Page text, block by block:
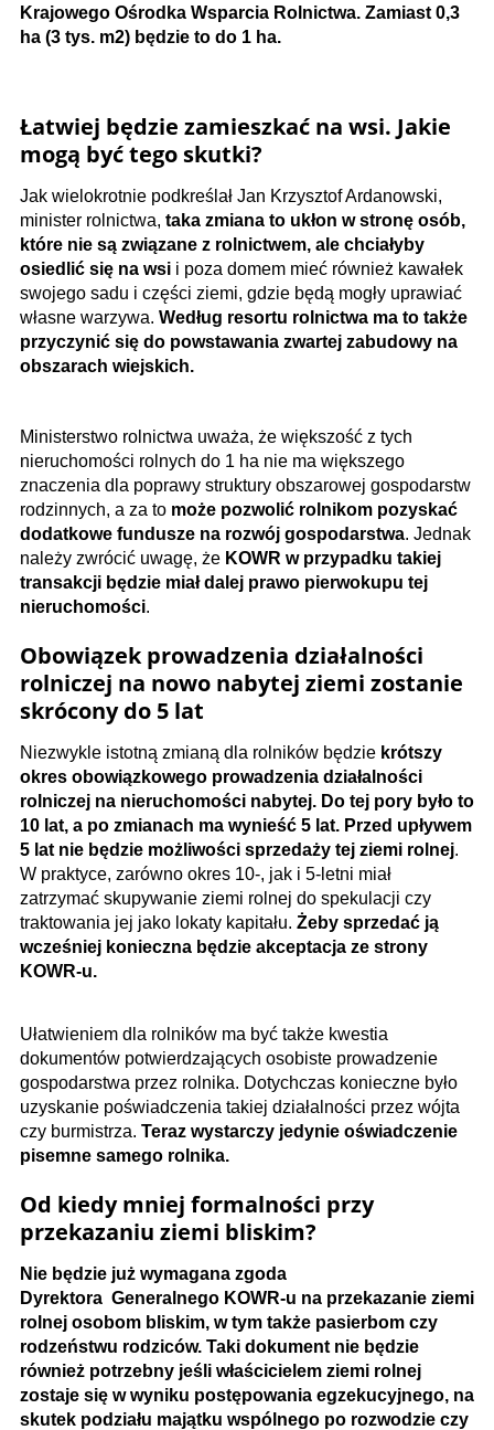
Krajowego Ośrodka Wsparcia Rolnictwa. Zamiast 0,3
ha (3 tys. m2) będzie to do 1 ha.
Łatwiej będzie zamieszkać na wsi. Jakie
mogą być tego skutki?
Jak wielokrotnie podkreślał Jan Krzysztof Ardanowski,
minister rolnictwa, taka zmiana to ukłon w stronę osób,
które nie są związane z rolnictwem, ale chciałyby
osiedlić się na wsi i poza domem mieć również kawałek
swojego sadu i części ziemi, gdzie będą mogły uprawiać
własne warzywa. Według resortu rolnictwa ma to także
przyczynić się do powstawania zwartej zabudowy na
obszarach wiejskich.
Ministerstwo rolnictwa uważa, że większość z tych
nieruchomości rolnych do 1 ha nie ma większego
znaczenia dla poprawy struktury obszarowej gospodarstw
rodzinnych, a za to może pozwolić rolnikom pozyskać
dodatkowe fundusze na rozwój gospodarstwa. Jednak
należy zwrócić uwagę, że KOWR w przypadku takiej
transakcji będzie miał dalej prawo pierwokupu tej
nieruchomości.
Obowiązek prowadzenia działalności
rolniczej na nowo nabytej ziemi zostanie
skrócony do 5 lat
Niezwykle istotną zmianą dla rolników będzie krótszy
okres obowiązkowego prowadzenia działalności
rolniczej na nieruchomości nabytej. Do tej pory było to
10 lat, a po zmianach ma wynieść 5 lat. Przed upływem
5 lat nie będzie możliwości sprzedaży tej ziemi rolnej.
W praktyce, zarówno okres 10-, jak i 5-letni miał
zatrzymać skupywanie ziemi rolnej do spekulacji czy
traktowania jej jako lokaty kapitału. Żeby sprzedać ją
wcześniej konieczna będzie akceptacja ze strony
KOWR-u.
Ułatwieniem dla rolników ma być także kwestia
dokumentów potwierdzających osobiste prowadzenie
gospodarstwa przez rolnika. Dotychczas konieczne było
uzyskanie poświadczenia takiej działalności przez wójta
czy burmistrza. Teraz wystarczy jedynie oświadczenie
pisemne samego rolnika.
Od kiedy mniej formalności przy
przekazaniu ziemi bliskim?
Nie będzie już wymagana zgoda
Dyrektora Generalnego KOWR-u na przekazanie ziemi
rolnej osobom bliskim, w tym także pasierbom czy
rodzeństwu rodziców. Taki dokument nie będzie
również potrzebny jeśli właścicielem ziemi rolnej
zostaje się w wyniku postępowania egzekucyjnego, na
skutek podziału majątku wspólnego po rozwodzie czy